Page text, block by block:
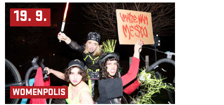
19. 9.
WOMENPOLIS